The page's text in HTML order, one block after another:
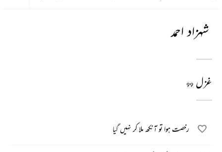
شہزاد احمد
غزل 99
رخصت ہوا تو آنکھ ملا کر نہیں گیا